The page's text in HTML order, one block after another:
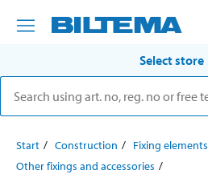
Select store
Start Construction
Fixing elements
Other fixings and accessories